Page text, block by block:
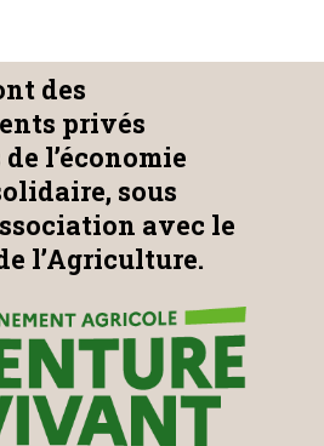
des
privés
l’économie
sous
avec le
l’Agriculture.